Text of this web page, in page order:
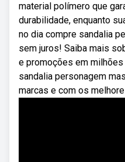
material polímero que
durabilidade, enquanto
no dia compre sandalia
sem juros! Saiba mais
e promoções em
sandalia personagem
marcas e com os